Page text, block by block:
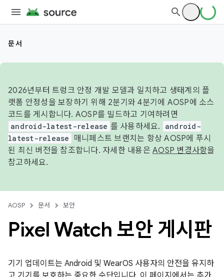
문서
2026년부터 트렁크 안정 개발 모델과 일치하고 생태계의 플
랫폼 안정성을 보장하기 위해 2분기와 4분기에 AOSP에 소스
코드를 게시합니다. AOSP를 빌드하고 기여하려면
android-latest-release 를 사용하세요.
android-
latest-release
매니페스트 브랜치는 항상 AOSP에 푸시
된 최신 버전을 참조합니다. 자세한 내용은 AOSP 변경사항을
참고하세요.
AOSP 문서 보안
Pixel Watch 보안 게시판
기기 업데이트는 Android 및 WearOS 사용자의 안전을 유지하